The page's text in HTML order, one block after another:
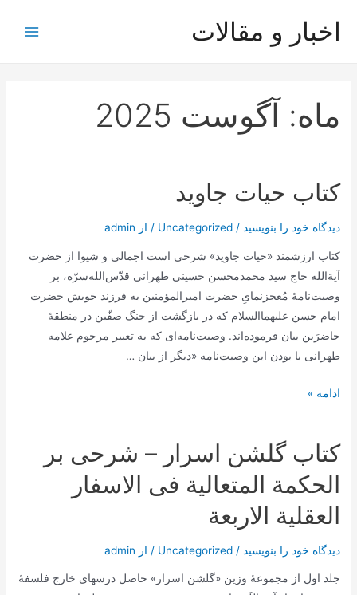
اخبار و مقالات
ماه: آگوست 2025
کتاب حیات جاوید
دیدگاه‌ خود را بنویسید /
Uncategorized / از admin
کتاب ارزشمند «حیات جاوید» شرحی است اجمالی و شیوا از حضرت
آیة‌الله حاج سید محمدمحسن حسینی طهرانی قدّس‌الله‌سرّه، بر
وصیت‌نامۀ مُعجز‌نمایِ حضرت امیرالمؤمنین به فرزند خویش حضرت
امام حسن علیهما‌السلام که در بازگشت از جنگ صفّین در منطقۀ
حاضرَین بیان فرموده‌اند. وصیت‌نامه‌ای که به تعبیر مرحوم علامه
طهرانی با بودن این وصیت‌نامه «دیگر از بیان …
کتاب
ادامه »
کتاب گلشن اسرار – شرحی بر
الحکمة المتعالیة‌ فی الاسفار
العقلیة‌ الاربعة
دیدگاه‌ خود را بنویسید /
Uncategorized / از admin
جلد اول از مجموعۀ وزین «گلشن اسرار» حاصل درسهای خارج فلسفۀ